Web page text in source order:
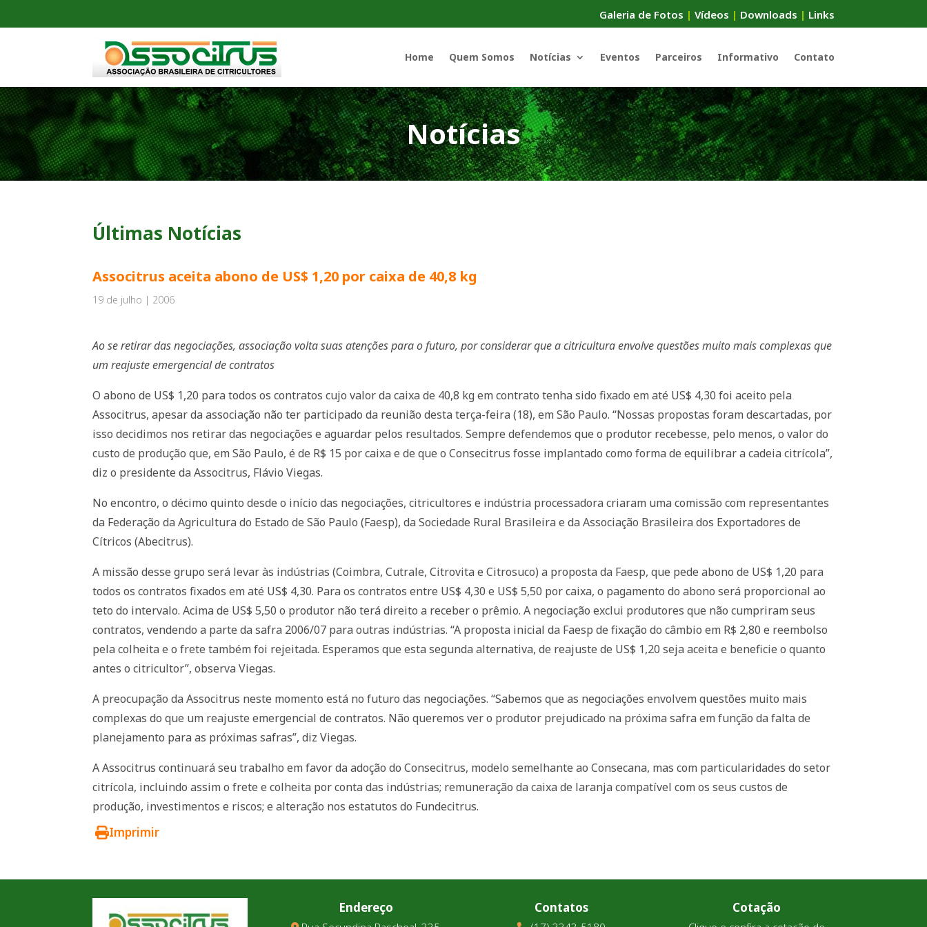
Galeria de Fotos | Vídeos | Downloads | Links
Home Quem Somos Notícias Eventos Parceiros Informativo Contato
Notícias
Últimas Notícias
Associtrus aceita abono de US$ 1,20 por caixa de 40,8 kg
19 de julho | 2006
Ao se retirar das negociações, associação volta suas atenções para o futuro, por considerar que a citricultura envolve questões muito mais complexas que
um reajuste emergencial de contratos
O abono de US$ 1,20 para todos os contratos cujo valor da caixa de 40,8 kg em contrato tenha sido fixado em até US$ 4,30 foi aceito pela
Associtrus, apesar da associação não ter participado da reunião desta terça-feira (18), em São Paulo. “Nossas propostas foram descartadas, por
isso decidimos nos retirar das negociações e aguardar pelos resultados. Sempre defendemos que o produtor recebesse, pelo menos, o valor do
custo de produção que, em São Paulo, é de R$ 15 por caixa e de que o Consecitrus fosse implantado como forma de equilibrar a cadeia citrícola”,
diz o presidente da Associtrus, Flávio Viegas.
No encontro, o décimo quinto desde o início das negociações, citricultores e indústria processadora criaram uma comissão com representantes
da Federação da Agricultura do Estado de São Paulo (Faesp), da Sociedade Rural Brasileira e da Associação Brasileira dos Exportadores de
Cítricos (Abecitrus).
A missão desse grupo será levar às indústrias (Coimbra, Cutrale, Citrovita e Citrosuco) a proposta da Faesp, que pede abono de US$ 1,20 para
todos os contratos fixados em até US$ 4,30. Para os contratos entre US$ 4,30 e US$ 5,50 por caixa, o pagamento do abono será proporcional ao
teto do intervalo. Acima de US$ 5,50 o produtor não terá direito a receber o prêmio. A negociação exclui produtores que não cumpriram seus
contratos, vendendo a parte da safra 2006/07 para outras indústrias. “A proposta inicial da Faesp de fixação do câmbio em R$ 2,80 e reembolso
pela colheita e o frete também foi rejeitada. Esperamos que esta segunda alternativa, de reajuste de US$ 1,20 seja aceita e beneficie o quanto
antes o citricultor”, observa Viegas.
A preocupação da Associtrus neste momento está no futuro das negociações. “Sabemos que as negociações envolvem questões muito mais
complexas do que um reajuste emergencial de contratos. Não queremos ver o produtor prejudicado na próxima safra em função da falta de
planejamento para as próximas safras”, diz Viegas.
A Associtrus continuará seu trabalho em favor da adoção do Consecitrus, modelo semelhante ao Consecana, mas com particularidades do setor
citrícola, incluindo assim o frete e colheita por conta das indústrias; remuneração da caixa de laranja compatível com os seus custos de
produção, investimentos e riscos; e alteração nos estatutos do Fundecitrus.
Imprimir
Endereço Contatos Cotação